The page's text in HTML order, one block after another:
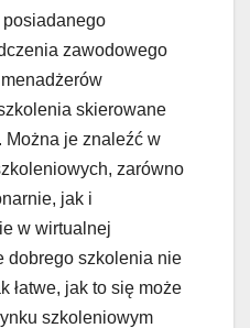
posiadanego
zawodowego
skierowane
Można je znaleźć w
zarówno
jak i
w wirtualnej
dobrego szkolenia nie
łatwe, jak to się może
szkoleniowym